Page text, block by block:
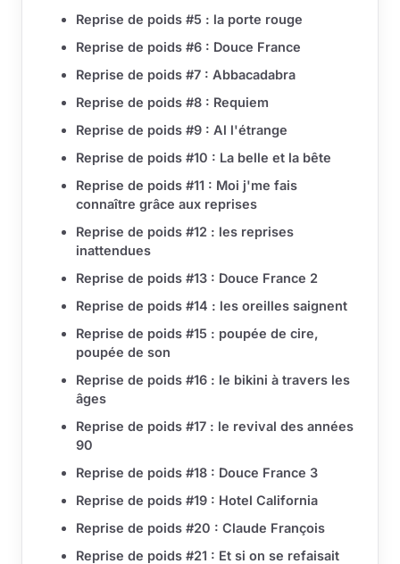
Reprise de poids #5 : la porte rouge
Reprise de poids #6 : Douce France
Reprise de poids #7 : Abbacadabra
Reprise de poids #8 : Requiem
Reprise de poids #9 : Al l'étrange
Reprise de poids #10 : La belle et la bête
Reprise de poids #11 : Moi j'me fais
connaître grâce aux reprises
Reprise de poids #12 : les reprises
inattendues
Reprise de poids #13 : Douce France 2
Reprise de poids #14 : les oreilles saignent
Reprise de poids #15 : poupée de cire,
poupée de son
Reprise de poids #16 : le bikini à travers les
âges
Reprise de poids #17 : le revival des années
90
Reprise de poids #18 : Douce France 3
Reprise de poids #19 : Hotel California
Reprise de poids #20 : Claude François
Reprise de poids #21 : Et si on se refaisait